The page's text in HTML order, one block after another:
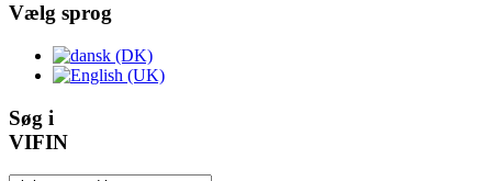
Vælg sprog
Søg i
VIFIN